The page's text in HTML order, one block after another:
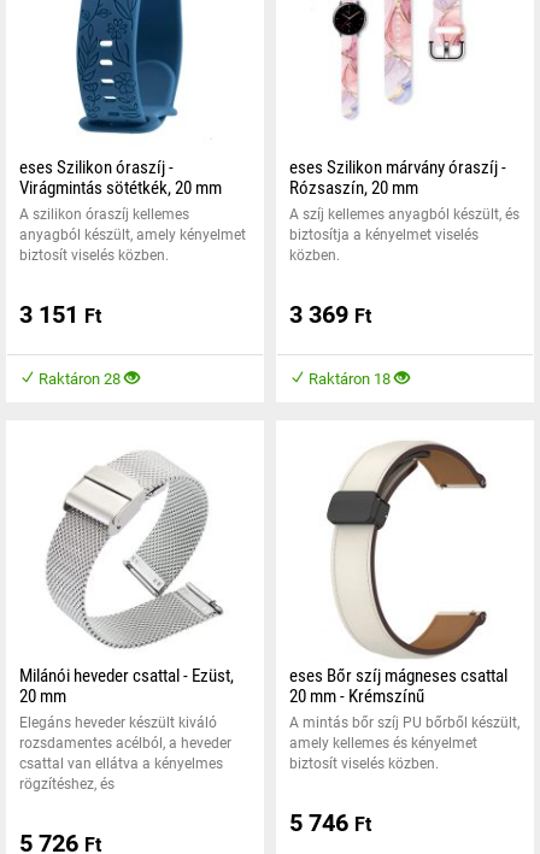
eses Szilikon óraszíj -
Virágmintás sötétkék, 20 mm
A szilikon óraszíj kellemes
anyagból készült, amely kényelmet
biztosít viselés közben.
3 151 Ft
Raktáron 28
eses Szilikon márvány óraszíj -
Rózsaszín, 20 mm
A szíj kellemes anyagból készült, és
biztosítja a kényelmet viselés
közben.
3 369 Ft
Raktáron 18
Milánói heveder csattal - Ezüst,
20 mm
Elegáns heveder készült kiváló
rozsdamentes acélból, a heveder
csattal van ellátva a kényelmes
rögzítéshez, és
5 726 Ft
eses Bőr szíj mágneses csattal
20 mm - Krémszínű
A mintás bőr szíj PU bőrből készült,
amely kellemes és kényelmet
biztosít viselés közben.
5 746 Ft